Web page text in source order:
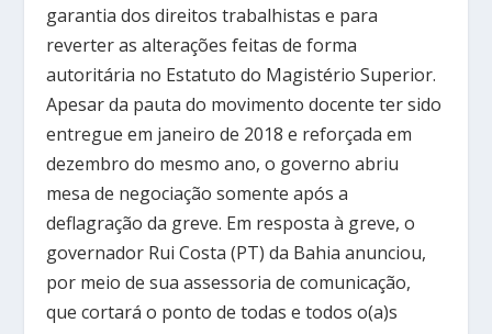
garantia dos direitos trabalhistas e para
reverter as alterações feitas de forma
autoritária no Estatuto do Magistério Superior.
Apesar da pauta do movimento docente ter sido
entregue em janeiro de 2018 e reforçada em
dezembro do mesmo ano, o governo abriu
mesa de negociação somente após a
deflagração da greve. Em resposta à greve, o
governador Rui Costa (PT) da Bahia anunciou,
por meio de sua assessoria de comunicação,
que cortará o ponto de todas e todos o(a)s